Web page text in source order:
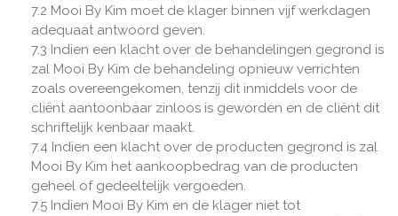
7.2 Mooi By Kim moet de klager binnen vijf werkdagen
adequaat antwoord geven.
7.3 Indien een klacht over de behandelingen gegrond is
zal Mooi By Kim de behandeling opnieuw verrichten
zoals overeengekomen, tenzij dit inmiddels voor de
cliënt aantoonbaar zinloos is geworden en de cliënt dit
schriftelijk kenbaar maakt.
7.4 Indien een klacht over de producten gegrond is zal
Mooi By Kim het aankoopbedrag van de producten
geheel of gedeeltelijk vergoeden.
7.5 Indien Mooi By Kim en de klager niet tot